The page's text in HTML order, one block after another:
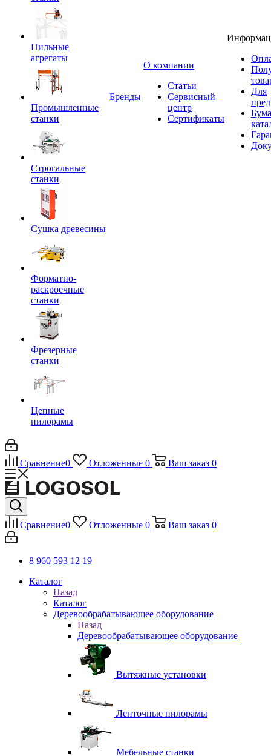
Пильные
агрегаты
Промышленные
станки
Строгальные
станки
Сушка древесины
Форматно-
раскроечные
станки
Фрезерные
станки
Цепные
пилорамы
Бренды
O компании
Статьи
Сервисный
центр
Сертификаты
Для
Сравнение0 Отложенные 0 Ваш заказ 0
Сравнение0 Отложенные 0 Ваш заказ 0
8 960 593 12 19
Каталог
Назад
Каталог
Деревообрабатывающее оборудование
Назад
Деревообрабатывающее оборудование
Вытяжные установки
Ленточные пилорамы
Мебельные станки